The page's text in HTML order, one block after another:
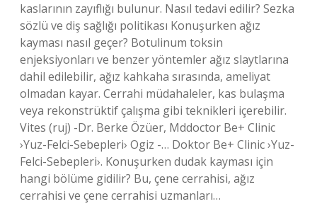
kaslarının zayıflığı bulunur. Nasıl tedavi edilir? Sezka
sözlü ve diş sağlığı politikası Konuşurken ağız
kayması nasıl geçer? Botulinum toksin
enjeksiyonları ve benzer yöntemler ağız slaytlarına
dahil edilebilir, ağız kahkaha sırasında, ameliyat
olmadan kayar. Cerrahi müdahaleler, kas bulaşma
veya rekonstrüktif çalışma gibi teknikleri içerebilir.
Vites (ruj) -Dr. Berke Özüer, Mddoctor Be+ Clinic
›Yuz-Felci-Sebepleri› Ogiz -… Doktor Be+ Clinic ›Yuz-
Felci-Sebepleri›. Konuşurken dudak kayması için
hangi bölüme gidilir? Bu, çene cerrahisi, ağız
cerrahisi ve çene cerrahisi uzmanları…